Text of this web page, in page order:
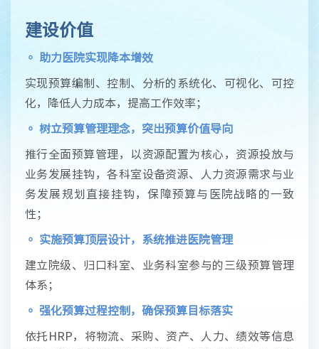
建设价值
◦ 助力医院实现降本增效
实现预算编制、控制、分析的系统化、可视化、可控
化，降低人力成本，提高工作效率；
◦ 树立预算管理理念，突出预算价值导向
推行全面预算管理，以资源配置为核心，资源投放与
业务发展挂钩，各科室设备资源、人力资源需求与业
务发展规划直接挂钩，保障预算与医院战略的一致
性；
◦ 实施预算顶层设计，系统推进医院管理
建立院级、归口科室、业务科室参与的三级预算管理
体系；
◦ 强化预算过程控制，确保预算目标落实
依托HRP，将物流、采购、资产、人力、绩效等信息